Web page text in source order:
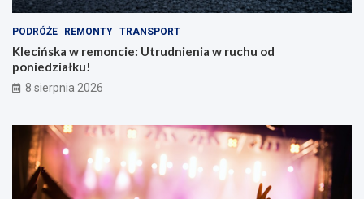
PODRÓŻE REMONTY TRANSPORT
Klecińska w remoncie: Utrudnienia w ruchu od
poniedziałku!
8 sierpnia 2026